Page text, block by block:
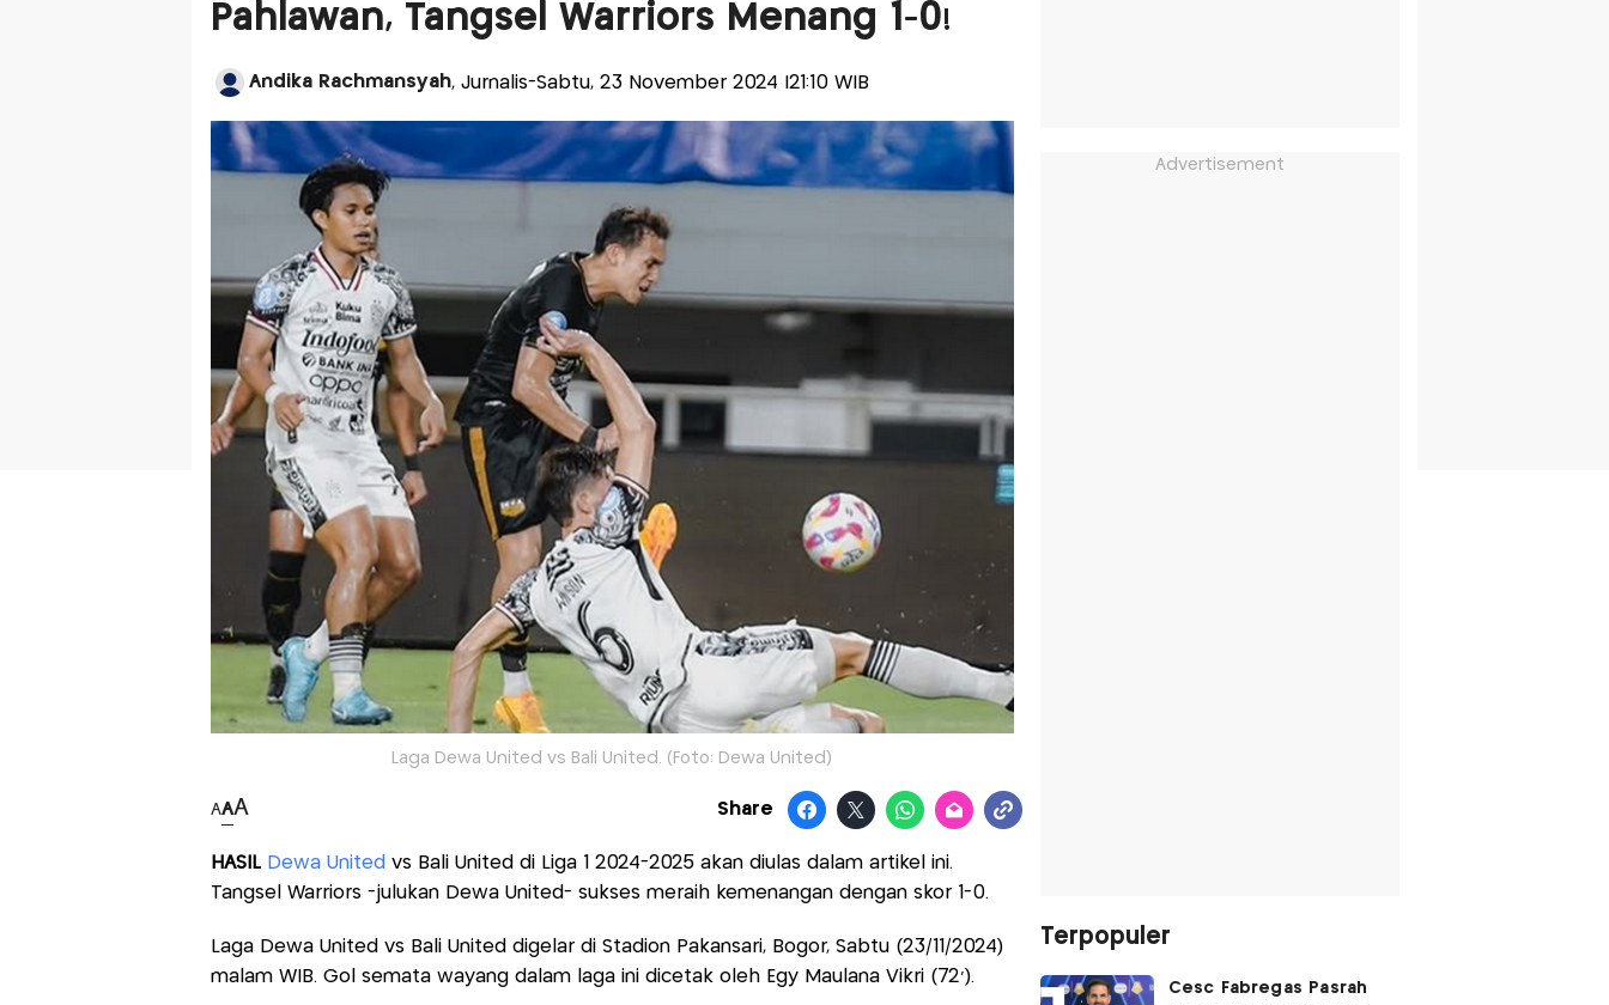
Pahlawan, Tangsel Warriors Menang 1-0!
Andika Rachmansyah, Jurnalis-Sabtu, 23 November 2024 |21:10 WIB
Laga Dewa United vs Bali United. (Foto: Dewa United)
AAA Share
HASIL Dewa United vs Bali United di Liga 1 2024-2025 akan diulas dalam artikel ini.
Tangsel Warriors -julukan Dewa United- sukses meraih kemenangan dengan skor 1-0.
Laga Dewa United vs Bali United digelar di Stadion Pakansari, Bogor, Sabtu (23/11/2024)
malam WIB. Gol semata wayang dalam laga ini dicetak oleh Egy Maulana Vikri (72’).
Advertisement
Terpopuler
Cesc Fabregas Pasrah